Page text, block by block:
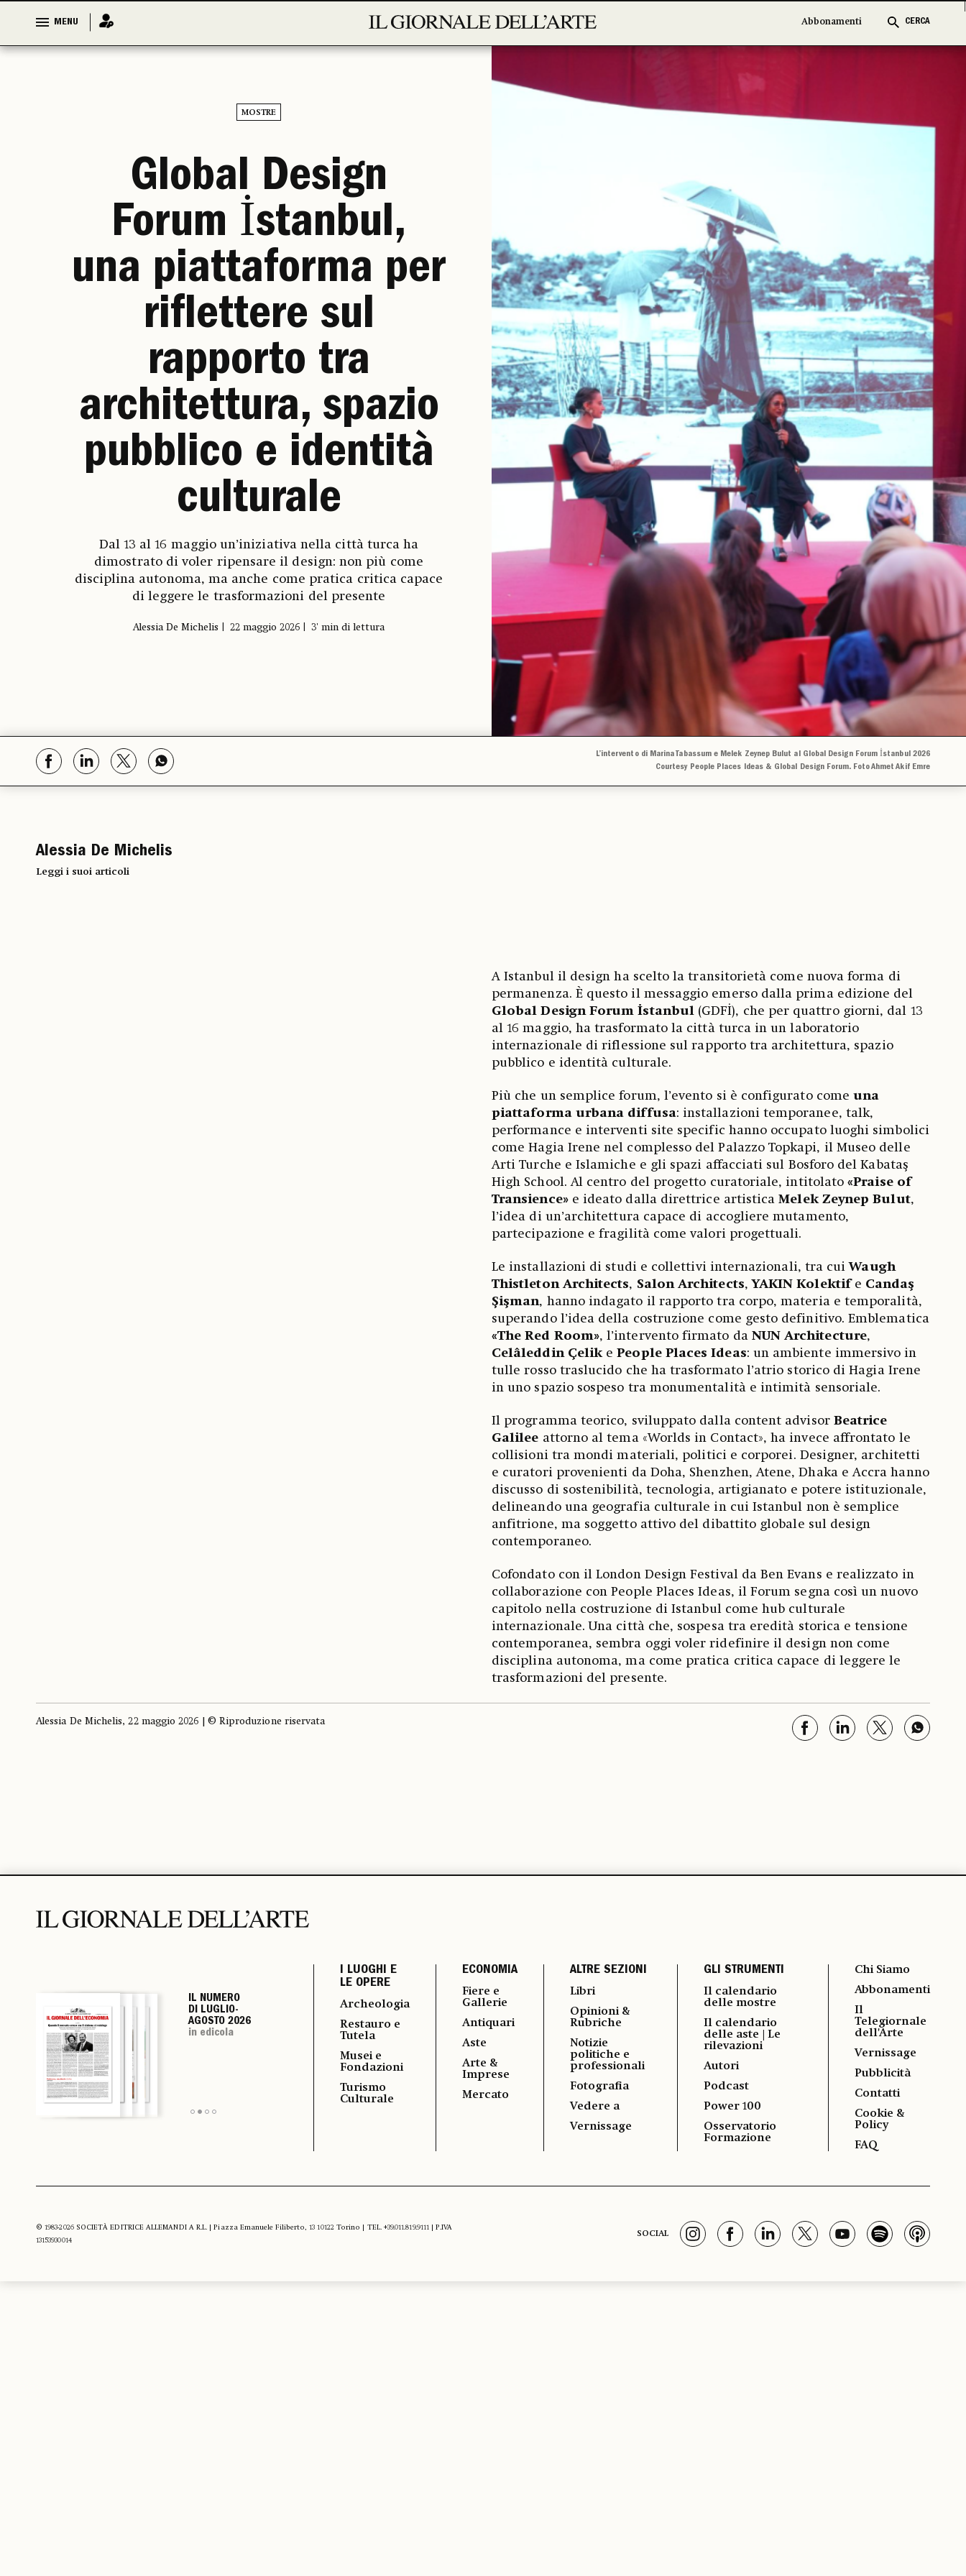
MENU Abbonamenti CERCA
MENU Abbonamenti CERCA
MOSTRE
Global Design
Forum İstanbul,
una piattaforma per
riflettere sul
rapporto tra
architettura, spazio
pubblico e identità
culturale
Dal 13 al 16 maggio un’iniziativa nella città turca ha
dimostrato di voler ripensare il design: non più come
disciplina autonoma, ma anche come pratica critica capace
di leggere le trasformazioni del presente
Alessia De Michelis 22 maggio 2026 3' min di lettura
L’intervento di Marina Tabassum e Melek Zeynep Bulut al Global Design Forum İstanbul 2026
Courtesy People Places Ideas & Global Design Forum. Foto Ahmet Akif Emre
Alessia De Michelis
Leggi i suoi articoli
A Istanbul il design ha scelto la transitorietà come nuova forma di
permanenza. È questo il messaggio emerso dalla prima edizione del
Global Design Forum İstanbul(GDFİ), che per quattro giorni, dal 13
al 16 maggio, ha trasformato la città turca in un laboratorio
internazionale di riflessione sul rapporto tra architettura, spazio
pubblico e identità culturale.
Più che un semplice forum, l’evento si è configurato comeuna
piattaforma urbana diffusa: installazioni temporanee, talk,
performance e interventi site specific hanno occupato luoghi simbolici
come Hagia Irene nel complesso del Palazzo Topkapi, il Museo delle
Arti Turche e Islamiche e gli spazi affacciati sul Bosforo del Kabataş
High School. Al centro del progetto curatoriale, intitolato«Praise of
Transience»e ideato dalla direttrice artisticaMelek Zeynep Bulut,
l’idea di un’architettura capace di accogliere mutamento,
partecipazione e fragilità come valori progettuali.
Le installazioni di studi e collettivi internazionali, tra cuiWaugh
Thistleton Architects, Salon Architects,YAKIN Kolektife Candaş
Şişman, hanno indagato il rapporto tra corpo, materia e temporalità,
superando l’idea della costruzione come gesto definitivo. Emblematica
«The Red Room», l’intervento firmato da NUN Architecture,
Celâleddin ÇelikePeople Places Ideas: un ambiente immersivo in
tulle rosso traslucido che ha trasformato l’atrio storico di Hagia Irene
in uno spazio sospeso tra monumentalità e intimità sensoriale.
Il programma teorico, sviluppato dalla content advisor Beatrice
Galilee attorno al tema «Worlds in Contact», ha invece affrontato le
collisioni tra mondi materiali, politici e corporei. Designer, architetti
e curatori provenienti da Doha, Shenzhen, Atene, Dhaka e Accra hanno
discusso di sostenibilità, tecnologia, artigianato e potere istituzionale,
delineando una geografia culturale in cui Istanbul non è semplice
anfitrione, ma soggetto attivo del dibattito globale sul design
contemporaneo.
Cofondato con il London Design Festival da Ben Evans e realizzato in
collaborazione con People Places Ideas, il Forum segna così un nuovo
capitolo nella costruzione di Istanbul come hub culturale
internazionale. Una città che, sospesa tra eredità storica e tensione
contemporanea, sembra oggi voler ridefinire il design non come
disciplina autonoma, ma come pratica critica capace di leggere le
trasformazioni del presente.
Alessia De Michelis, 22 maggio 2026 | © Riproduzione riservata
IL NUMERO
DI LUGLIO-
AGOSTO 2026
in edicola
IL NUMERO
DI LUGLIO-
AGOSTO 2026
in edicola
IL NUMERO
DI LUGLIO-
AGOSTO 2026
in edicola
IL NUMERO
DI LUGLIO-
AGOSTO 2026
in edicola
I LUOGHI E
LE OPERE
Archeologia
Restauro e
Tutela
Musei e
Fondazioni
Turismo
Culturale
ECONOMIA
Fiere e
Gallerie
Antiquari
Aste
Arte &
Imprese
Mercato
ALTRE SEZIONI
Libri
Opinioni &
Rubriche
Notizie
politiche e
professionali
Fotografia
Vedere a
Vernissage
GLI STRUMENTI
Il calendario
delle mostre
Il calendario
delle aste | Le
rilevazioni
Autori
Podcast
Power 100
Osservatorio
Formazione
Chi Siamo
Abbonamenti
Il
Telegiornale
dell'Arte
Vernissage
Pubblicità
Contatti
Cookie &
Policy
FAQ
© 1983-2026 SOCIETÀ EDITRICE ALLEMANDI A R.L. | Piazza Emanuele Filiberto, 13 10122 Torino | TEL. +39.011.819.9111 | P.IVA
13153930014
SOCIAL